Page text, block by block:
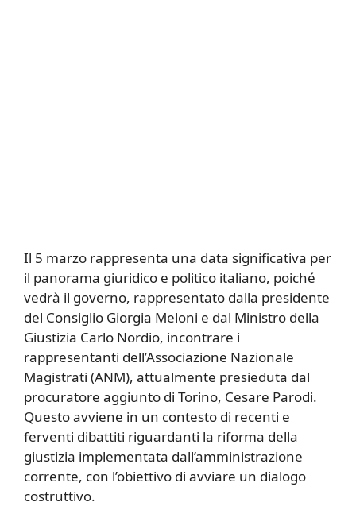
Il 5 marzo rappresenta una data significativa per
il panorama giuridico e politico italiano, poiché
vedrà il governo, rappresentato dalla presidente
del Consiglio Giorgia Meloni e dal Ministro della
Giustizia Carlo Nordio, incontrare i
rappresentanti dell’Associazione Nazionale
Magistrati (ANM), attualmente presieduta dal
procuratore aggiunto di Torino, Cesare Parodi.
Questo avviene in un contesto di recenti e
ferventi dibattiti riguardanti la riforma della
giustizia implementata dall’amministrazione
corrente, con l’obiettivo di avviare un dialogo
costruttivo.